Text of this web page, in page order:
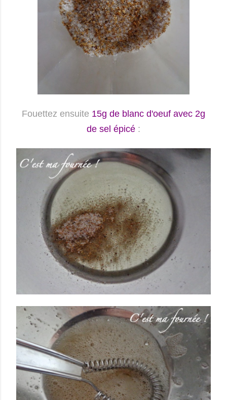
Fouettez ensuite 15g de blanc d'oeuf avec 2g
de sel épicé :